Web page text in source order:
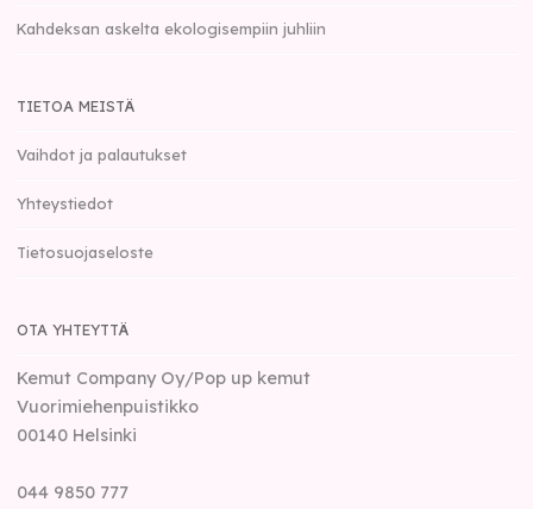
Kahdeksan askelta ekologisempiin juhliin
TIETOA MEISTÄ
Vaihdot ja palautukset
Yhteystiedot
Tietosuojaseloste
OTA YHTEYTTÄ
Kemut Company Oy/Pop up kemut
Vuorimiehenpuistikko
00140 Helsinki
044 9850 777